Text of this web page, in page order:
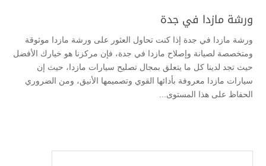
ورشة مازدا في جدة
ورشة مازدا في جدة إذا كنت تحاول العثور على ورشة مازدا موثوقة
ومتخصصة لصيانة وإصلاح مازدا في جدة، فإن مركزنا هو خيارك الأفضل
حيث تجد لدينا كل ما يتعلق بمجال تصليح سيارات مازدا، حيث إن
سيارات مازدا معروفة بأدائها القوي وتصميمها الأنيق، ومن الضروري
الحفاظ على هذا المستوى...